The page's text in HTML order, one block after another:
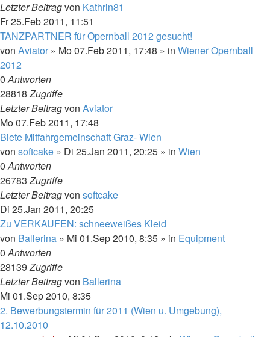
Letzter Beitragvon Kathrin81
Fr 25.Feb 2011, 11:51
TANZPARTNER für Opernball 2012 gesucht!
von Aviator » Mo 07.Feb 2011, 17:48 » in Wiener Opernball
2012
0Antworten
28818Zugriffe
Letzter Beitragvon Aviator
Mo 07.Feb 2011, 17:48
Biete Mitfahrgemeinschaft Graz- Wien
von softcake » Di 25.Jan 2011, 20:25 » in Wien
0Antworten
26783Zugriffe
Letzter Beitragvon softcake
Di 25.Jan 2011, 20:25
Zu VERKAUFEN: schneeweißes Kleid
von Ballerina » Mi 01.Sep 2010, 8:35 » in Equipment
0Antworten
28139Zugriffe
Letzter Beitragvon Ballerina
Mi 01.Sep 2010, 8:35
2. Bewerbungstermin für 2011 (Wien u. Umgebung),
12.10.2010